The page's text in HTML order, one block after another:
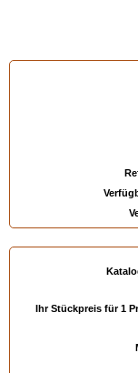
Ihr Stückpreis für 1